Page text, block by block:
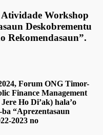
Workshop
Deskobrementu
Rekomendasaun”.
Forum ONG Timor-
Finance Management
Ho Di’ak) hala’o
“Aprezentasaun
2023 no